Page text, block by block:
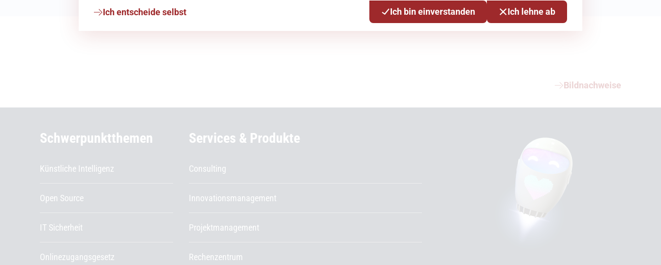
Ich entscheide selbst Ich bin einverstanden Ich lehne ab
Bildnachweise
Schwerpunktthemen
Künstliche Intelligenz
Open Source
IT Sicherheit
Onlinezugangsgesetz
Services & Produkte
Consulting
Innovationsmanagement
Projektmanagement
Rechenzentrum